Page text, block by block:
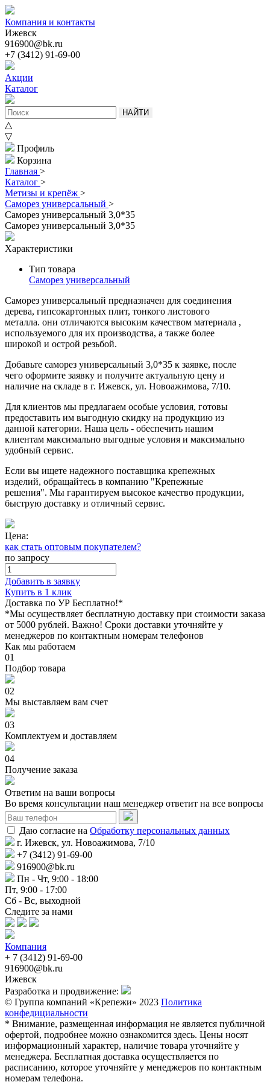
Компания и контакты
Ижевск
916900@bk.ru
+7 (3412) 91-69-00
Акции
Каталог
НАЙТИ
△
▽
Профиль
Корзина
Главная >
Каталог >
Метизы и крепёж >
Саморез универсальный >
Саморез универсальный 3,0*35
Саморез универсальный 3,0*35
Характеристики
Тип товара
Саморез универсальный
Cаморез универсальный предназначен для соединения
дерева, гипсокартонных плит, тонкого листового
металла. они отличаются высоким качеством материала ,
используемого для их производства, а также более
широкой и острой резьбой.
Добавьте саморез универсальный 3,0*35 к заявке, после
чего оформите заявку и получите актуальную цену и
наличие на складе в г. Ижевск, ул. Новоажимова, 7/10.
Для клиентов мы предлагаем особые условия, готовы
предоставить им выгодную скидку на продукцию из
данной категории. Наша цель - обеспечить нашим
клиентам максимально выгодные условия и максимально
удобный сервис.
Если вы ищете надежного поставщика крепежных
изделий, обращайтесь в компанию "Крепежные
решения". Мы гарантируем высокое качество продукции,
быструю доставку и отличный сервис.
Цена:
как стать оптовым покупателем?
по запросу
Добавить в заявку
Купить в 1 клик
Доставка по УР Бесплатно!*
*Мы осуществляет бесплатную доставку при стоимости заказа
от 5000 рублей. Важно! Сроки доставки уточняйте у
менеджеров по контактным номерам телефонов
Как мы работаем
01
Подбор товара
02
Мы выставляем вам счет
03
Комплектуем и доставляем
04
Получение заказа
Ответим на ваши вопросы
Во время консультации наш менеджер ответит на все вопросы
Даю согласие на Обработку персональных данных
г. Ижевск, ул. Новоажимова, 7/10
+7 (3412) 91-69-00
916900@bk.ru
Пн - Чт, 9:00 - 18:00
Пт, 9:00 - 17:00
Сб - Вс, выходной
Следите за нами
Компания
+ 7 (3412) 91-69-00
916900@bk.ru
Ижевск
Разработка и продвижение:
© Группа компаний «Крепежи» 2023 Политика
конфедициальности
* Внимание, размещенная информация не является публичной
офертой, подробнее можно ознакомится здесь. Цены носят
информационный характер, наличие товара уточняйте у
менеджера. Бесплатная доставка осуществляется по
расписанию, которое уточняйте у менеджеров по контактным
номерам телефона.